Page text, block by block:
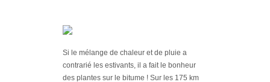
Si le mélange de chaleur et de pluie a
contrarié les estivants, il a fait le bonheur
des plantes sur le bitume ! Sur les 175 km